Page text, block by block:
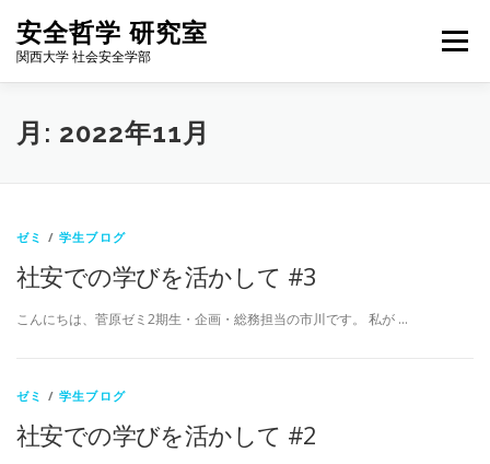
安全哲学 研究室
関西大学 社会安全学部
メニュー
HOME NEWS FOR STUDENTS
月: 2022年11月
ゼミ /学生ブログ
社安での学びを活かして #3
こんにちは、菅原ゼミ2期生・企画・総務担当の市川です。 私が …
ゼミ /学生ブログ
社安での学びを活かして #2